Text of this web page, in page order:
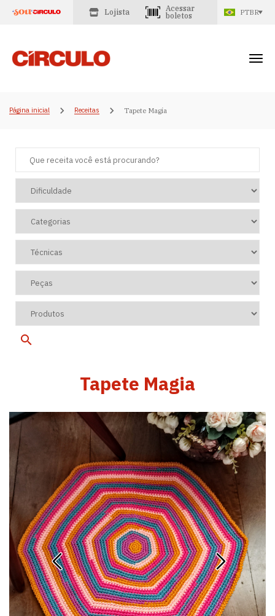
Lojista
Acessar
boletos
PTBR
Página inicial Receitas Tapete Magia
Tapete Magia